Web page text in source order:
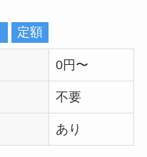
定額
0円〜
不要
あり